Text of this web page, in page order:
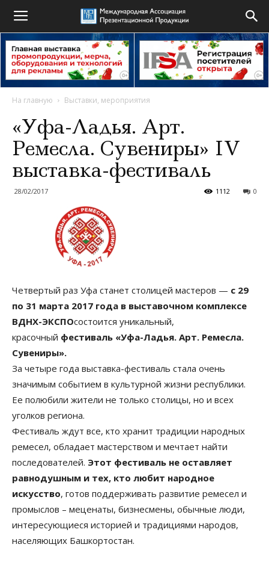
На главную Выставки, мероприятия
«Уфа-Ладья. Арт.
Ремесла. Сувениры» IV
выставка-фестиваль
28/02/2017 0
1112
Четвертый раз Уфа станет столицей мастеров — с 29
по 31 марта 2017 года в выставочном комплексе
ВДНХ-ЭКСПОсостоится уникальный,
красочный фестиваль «Уфа-Ладья. Арт. Ремесла.
Сувениры».
За четыре года выставка-фестиваль стала очень
значимым событием в культурной жизни республики.
Ее полюбили жители не только столицы, но и всех
уголков региона.
Фестиваль ждут все, кто хранит традиции народных
ремесел, обладает мастерством и мечтает найти
последователей. Этот фестиваль не оставляет
равнодушным и тех, кто любит народное
искусство, готов поддерживать развитие ремесел и
промыслов – меценаты, бизнесмены, обычные люди,
интересующиеся историей и традициями народов,
населяющих Башкортостан.